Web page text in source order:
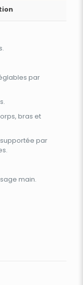
par
bras et
par
main.